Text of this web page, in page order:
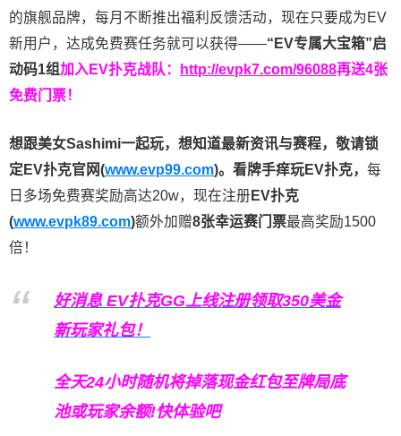
的旗舰品牌，每月不断推出福利反馈活动，现在只要成为EV
新用户，达成免费赛任务就可以获得——“EV专属大宝箱”启
动码1组加入EV扑克战队： http://evpk7.com/96088再送4张
免费门票！
想跟美女Sashimi一起玩， 想知道最新资讯与赛程， 敬请锁
定EV扑克官网(www.evp99.com)。 看牌手痒玩EV扑克， 每
日多场免费赛奖励高达20w，现在注册 EV扑克
(www.evpk89.com)额外加赠8张幸运赛门票最高奖励1500
倍！
好消息 EV扑克GG上线注册领取350美金
新玩家礼包！
全天24小时随机将掉落现金红包至牌局底
池或玩家余额!快体验吧